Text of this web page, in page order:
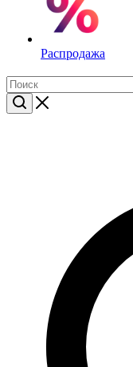
Распродажа